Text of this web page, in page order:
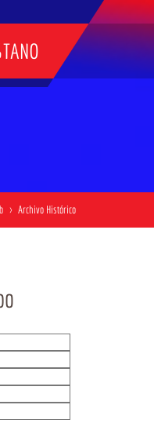
Archivo Histórico